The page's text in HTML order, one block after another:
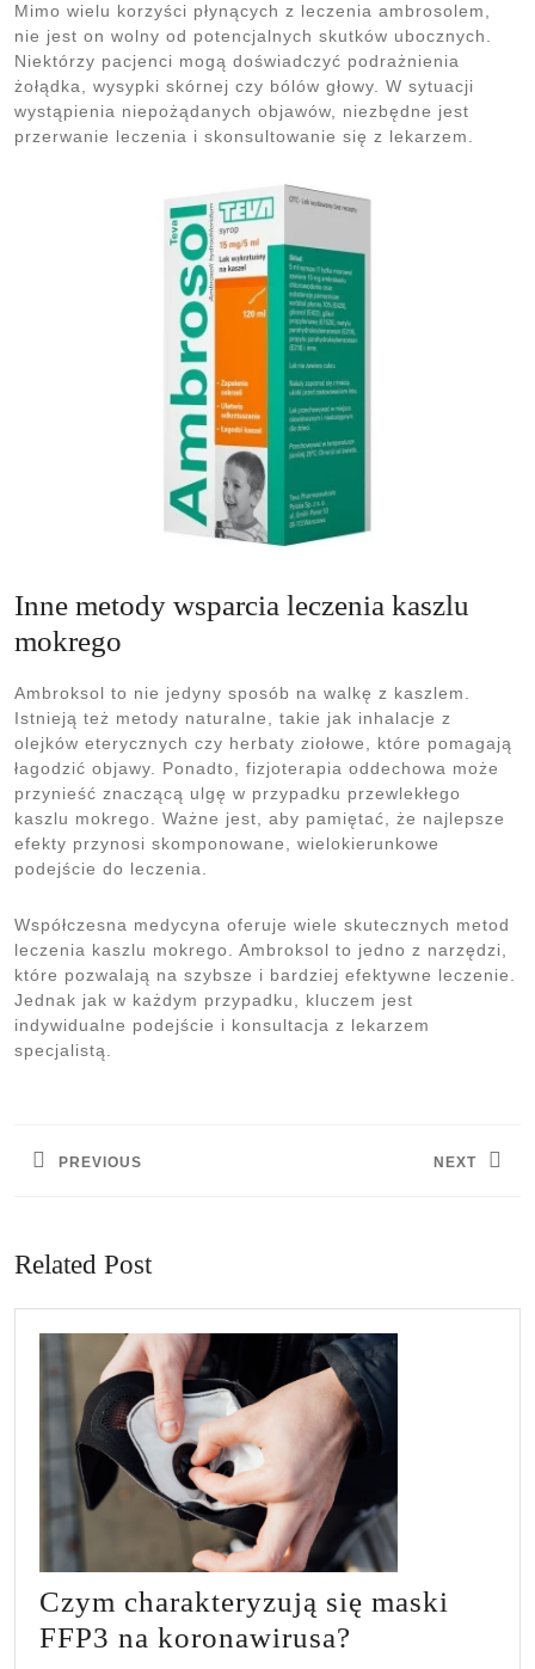
Mimo wielu korzyści płynących z leczenia ambrosolem,
nie jest on wolny od potencjalnych skutków ubocznych.
Niektórzy pacjenci mogą doświadczyć podrażnienia
żołądka, wysypki skórnej czy bólów głowy. W sytuacji
wystąpienia niepożądanych objawów, niezbędne jest
przerwanie leczenia i skonsultowanie się z lekarzem.
Inne metody wsparcia leczenia kaszlu
mokrego
Ambroksol to nie jedyny sposób na walkę z kaszlem.
Istnieją też metody naturalne, takie jak inhalacje z
olejków eterycznych czy herbaty ziołowe, które pomagają
łagodzić objawy. Ponadto, fizjoterapia oddechowa może
przynieść znaczącą ulgę w przypadku przewlekłego
kaszlu mokrego. Ważne jest, aby pamiętać, że najlepsze
efekty przynosi skomponowane, wielokierunkowe
podejście do leczenia.
Współczesna medycyna oferuje wiele skutecznych metod
leczenia kaszlu mokrego. Ambroksol to jedno z narzędzi,
które pozwalają na szybsze i bardziej efektywne leczenie.
Jednak jak w każdym przypadku, kluczem jest
indywidualne podejście i konsultacja z lekarzem
specjalistą.
PREVIOUS NEXT
Related Post
Czym charakteryzują się maski
FFP3 na koronawirusa?